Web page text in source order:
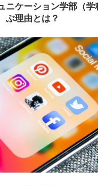
ニケーション学部（学
ぶ理由とは？